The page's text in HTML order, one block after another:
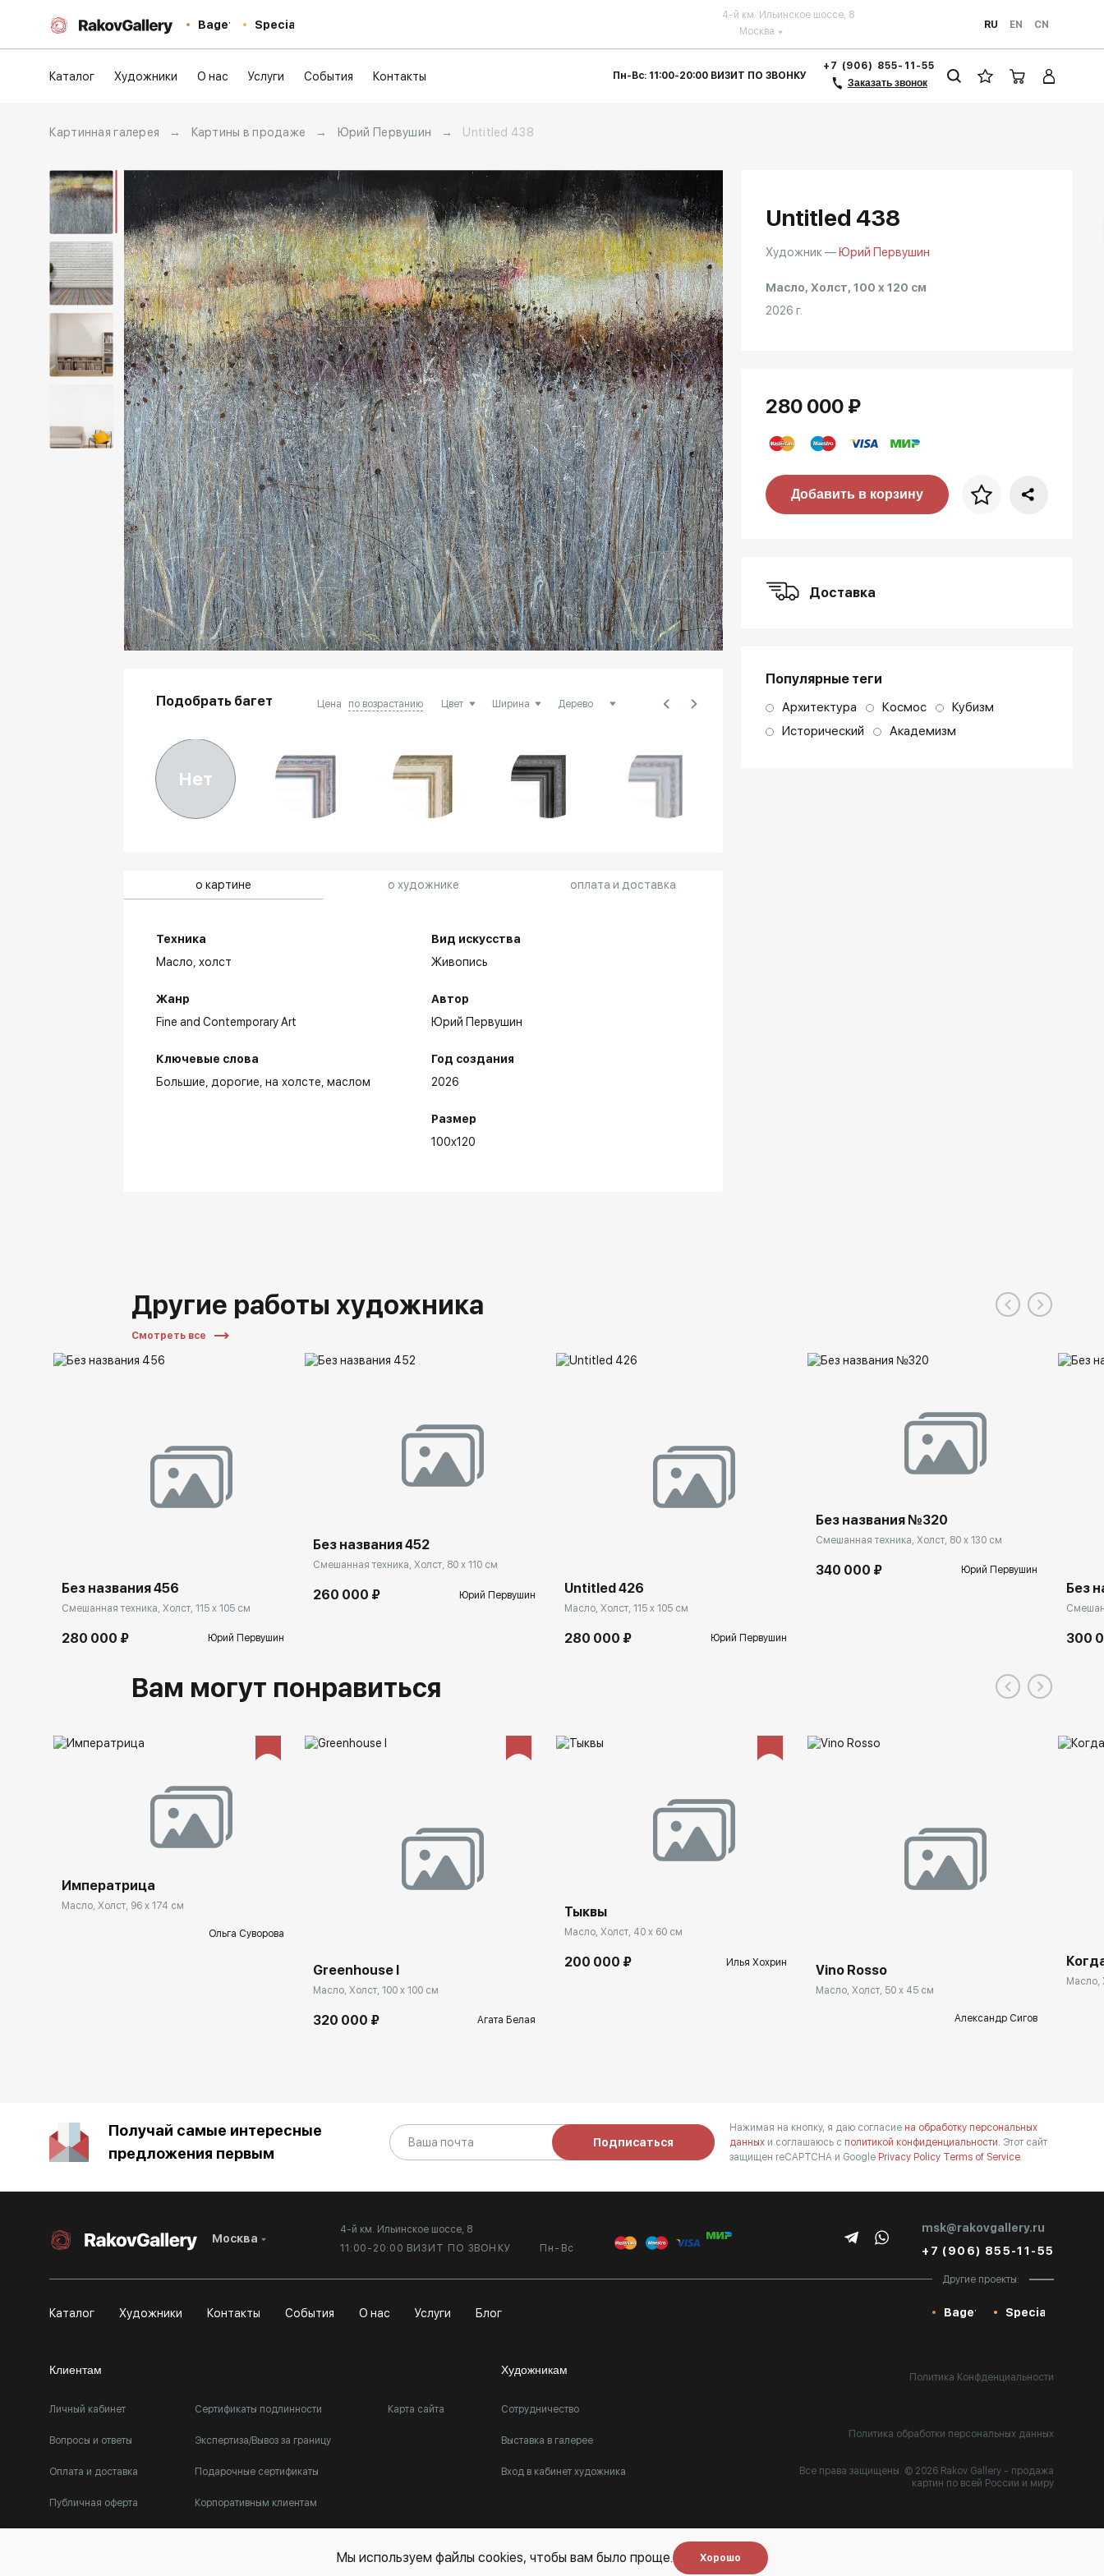
Baget Special Москва
4-й км. Ильинское шоссе, 8
RU
EN CN
Каталог Художники О нас Услуги События Контакты Пн-Вс: 11:00-20:00 ВИЗИТ ПО ЗВОНКУ
+7 (906) 855-11-55
Заказать звонок
Картинная галерея → Картины в продаже → Юрий Первушин → Untitled 438
Подобрать багет Цена по возрастанию
Нет
о картине о художнике оплата и доставка
Техника
Масло,холст
Жанр
Fine and Contemporary Art
Ключевые слова
Большие дорогие на холсте маслом
Вид искусства
Живопись
Автор
Юрий Первушин
Год создания
2026
Размер
100x120
Музей Бенуа (ГМЗ «Петергоф»),
Государственный музей изобразительных искусств
Муниципальный центр искусств (Вресс, Бельгия),
Вологодский государственный музей
Untitled 438
Художник — Юрий Первушин
Масло, Холст, 100 x 120 см
2026 г.
280 000 ₽
Цена за багет
Добавить в корзину
Доставка
Популярные теги
Архитектура Космос
Кубизм
Исторический
Академизм
Другие работы художника
Смотреть все
Без названия 456
Смешанная техника, Холст, 115 x 105 см
280 000 ₽ Юрий Первушин
Без названия 452
Смешанная техника, Холст, 80 x 110 см
260 000 ₽ Юрий Первушин Untitled 426
Масло, Холст, 115 x 105 см
280 000 ₽ Юрий Первушин
Без названия №320
Смешанная техника, Холст, 80 x 130 см
340 000 ₽ Юрий Первушин
Без
300
Вам могут понравиться
Императрица
Масло, Холст, 96 x 174 см
Ольга Суворова
Greenhouse I
Масло, Холст, 100 x 100 см
320 000 ₽ Агата Белая
Тыквы
Масло, Холст, 40 x 60 см
200 000 ₽ Илья Хохрин Vino Rosso
Масло, Холст, 50 x 45 см
Александр Сигов
Масло,
Получай самые интересные
предложения первым
Подписаться
Нажимая на кнопку, я даю согласие на обработку персональных
данных и соглашаюсь с политикой конфиденциальности. Этот сайт
защищен reCAPTCHA и Google Privacy Policy Terms of Service
Москва
4-й км. Ильинское шоссе, 8
11:00-20:00 ВИЗИТ ПО ЗВОНКУ
Пн-Вс
msk@rakovgallery.ru
+7 (906) 855-11-55
Каталог Художники Контакты События О нас Услуги Блог
Другие проекты:
Baget Special
Клиентам
Личный кабинет
Вопросы и ответы
Оплата и доставка
Публичная оферта
Сертификаты подлинности
Экспертиза/Вывоз за границу
Подарочные сертификаты
Корпоративным клиентам
Карта сайта
Художникам
Сотрудничество
Выставка в галерее
Вход в кабинет художника
Политика Конфденциальности
Политика обработки персональных данных
Все права защищены. © 2026 Rakov Gallery - продажа
картин по всей России и миру
Мы используем файлы cookies, чтобы вам было проще. Хорошо